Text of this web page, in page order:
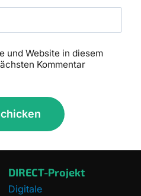
und Website in diesem
Kommentar
DIRECT-Projekt
Digitale